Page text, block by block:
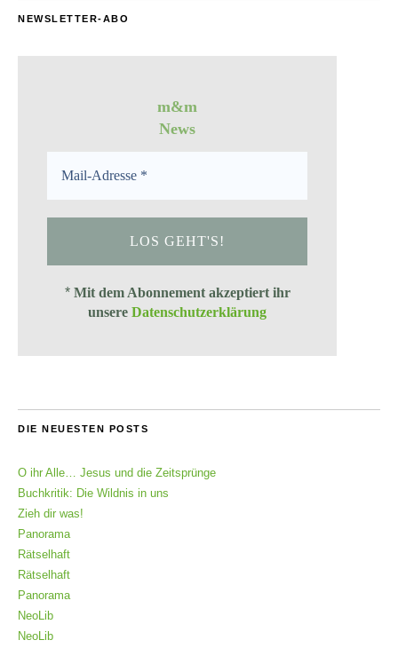
NEWSLETTER-ABO
m&m
News
* Mit dem Abonnement akzeptiert ihr
unsereDatenschutzerklärung
DIE NEUESTEN POSTS
O ihr Alle… Jesus und die Zeitsprünge
Buchkritik: Die Wildnis in uns
Zieh dir was!
Panorama
Rätselhaft
Rätselhaft
Panorama
NeoLib
NeoLib